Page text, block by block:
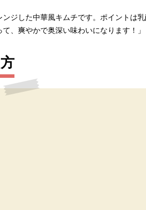
ジした中華風キムチです。ポイントは
、爽やかで奥深い味わいになります！」